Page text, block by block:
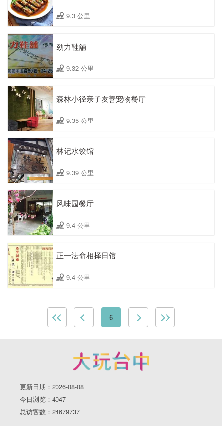
9.3 公里
劲力鞋舖
9.32 公里
森林小径亲子友善宠物餐厅
9.35 公里
林记水饺馆
9.39 公里
风味园餐厅
9.4 公里
正一法命相择日馆
9.4 公里
6
更新日期：2026-08-08
今日浏览：4047
总访客数：24679737